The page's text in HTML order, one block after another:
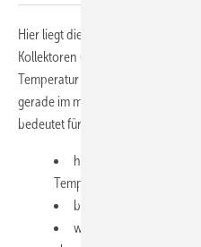
Hier liegt die Stärke der
Kollektoren (zum Beispiel Flach-
Temperatur deutlich an Effizienz
gerade im mittleren und höheren
bedeutet für Anwender konkret:
höhere spezifische
Temperaturfenster,
breiter Einsatzbereich
wirtschaftliche